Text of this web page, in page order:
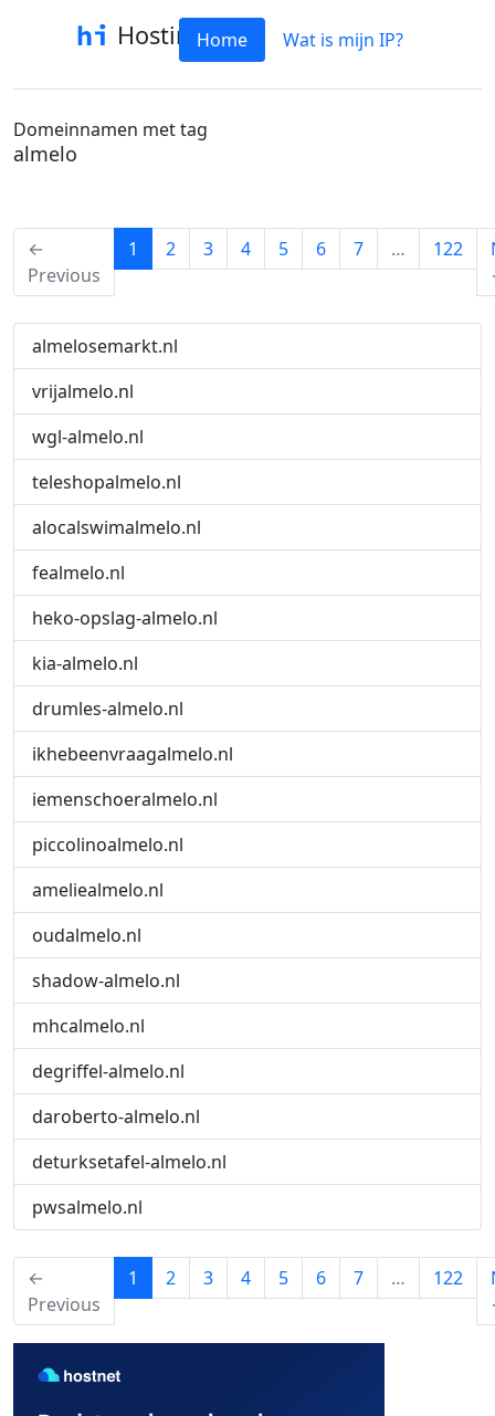
HostinfoHome Wat is mijn IP?
Domeinnamen met tag
almelo
←
Previous
1 (current)
2 3 4 5 6 7 … 122
almelosemarkt.nl
vrijalmelo.nl
wgl-almelo.nl
teleshopalmelo.nl
alocalswimalmelo.nl
fealmelo.nl
heko-opslag-almelo.nl
kia-almelo.nl
drumles-almelo.nl
ikhebeenvraagalmelo.nl
iemenschoeralmelo.nl
piccolinoalmelo.nl
ameliealmelo.nl
oudalmelo.nl
shadow-almelo.nl
mhcalmelo.nl
degriffel-almelo.nl
daroberto-almelo.nl
deturksetafel-almelo.nl
pwsalmelo.nl
←
Previous
1 (current)
2 3 4 5 6 7 … 122